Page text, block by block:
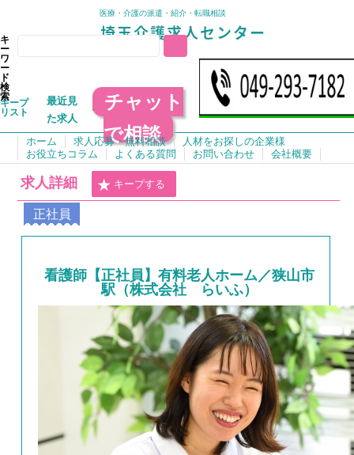
医療・介護の派遣・紹介・転職相談
キ
ー
ワ
ー
ド
検
索
キープ
リスト
最近見
た求人
チャット
で相談
ホーム 求人応募・無料相談
人材をお探しの企業様
お役立ちコラム
よくある質問 お問い合わせ 会社概要
求人詳細 キープする
正社員
看護師【正社員】有料老人ホーム／狭山市
駅（株式会社 らいふ）